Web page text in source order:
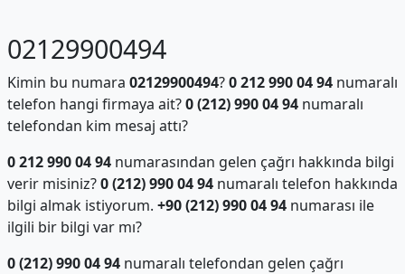
02129900494
Kimin bu numara 02129900494?0 212 990 04 94numaralı
telefon hangi firmaya ait?0 (212) 990 04 94numaralı
telefondan kim mesaj attı?
0 212 990 04 94numarasından gelen çağrı hakkında bilgi
verir misiniz?0 (212) 990 04 94numaralı telefon hakkında
bilgi almak istiyorum. +90 (212) 990 04 94numarası ile
ilgili bir bilgi var mı?
0 (212) 990 04 94numaralı telefondan gelen çağrı